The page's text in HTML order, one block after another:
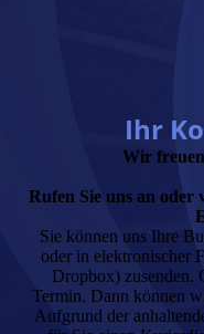
Ihr
Wir
Rufen Sie uns an oder
Sie können uns Ihre
oder in elektronischer
Dropbox) zusenden.
Termin. Dann können
Aufgrund der